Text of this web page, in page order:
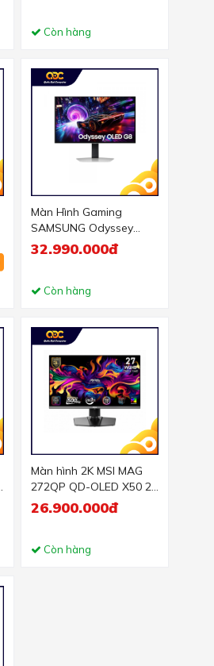
Còn hàng
Màn Hình Gaming
SAMSUNG Odyssey
OLED G8 G81SF
LS27FG812SEXXV (27
240Hz - 0.03ms)
32.990.000đ
Còn hàng
Màn hình 2K MSI MAG
272QP QD-OLED X50 27
inch WQHD 500Hz HDR
26.900.000đ
Còn hàng